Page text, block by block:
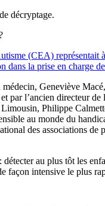
décryptage.
(CEA) représentait
dans la prise en charge
Geneviève
par l’ancien directeur
Philippe
au monde du
des associations de
au plus tôt les
façon intensive le plus